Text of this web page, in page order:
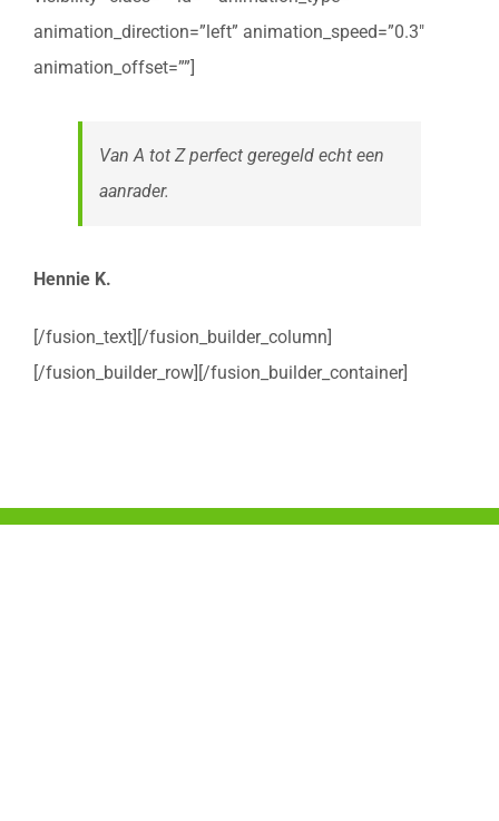
animation_direction=”left” animation_speed=”0.3″
animation_offset=””]
Van A tot Z perfect geregeld echt een
aanrader.
Hennie K.
[/fusion_text][/fusion_builder_column]
[/fusion_builder_row][/fusion_builder_container]